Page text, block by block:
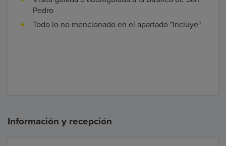
Pedro
Todo lo no mencionado en el apartado "Incluye"
Información y recepción